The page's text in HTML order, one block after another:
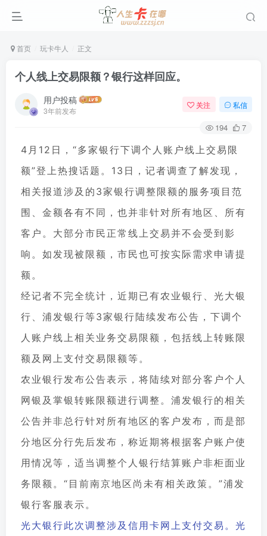
首页 玩卡牛人 正文
个人线上交易限额？银行这样回应。
用户投稿
3年前发布
关注 私信
194 7
4月12日，“多家银行下调个人账户线上交易限
额”登上热搜话题。13日，记者调查了解发现，
相关报道涉及的3家银行调整限额的服务项目范
围、金额各有不同，也并非针对所有地区、所有
客户。大部分市民正常线上交易并不会受到影
响。如发现被限额，市民也可按实际需求申请提
额。
经记者不完全统计，近期已有农业银行、光大银
行、浦发银行等3家银行陆续发布公告，下调个
人账户线上相关业务交易限额，包括线上转账限
额及网上支付交易限额等。
农业银行发布公告表示，将陆续对部分客户个人
网银及掌银转账限额进行调整。浦发银行的相关
公告并非总行针对所有地区的客户发布，而是部
分地区分行先后发布，称近期将根据客户账户使
用情况等，适当调整个人银行结算账户非柜面业
务限额。“目前南京地区尚未有相关政策。”浦发
银行客服表示。
光大银行此次调整涉及信用卡网上支付交易。光